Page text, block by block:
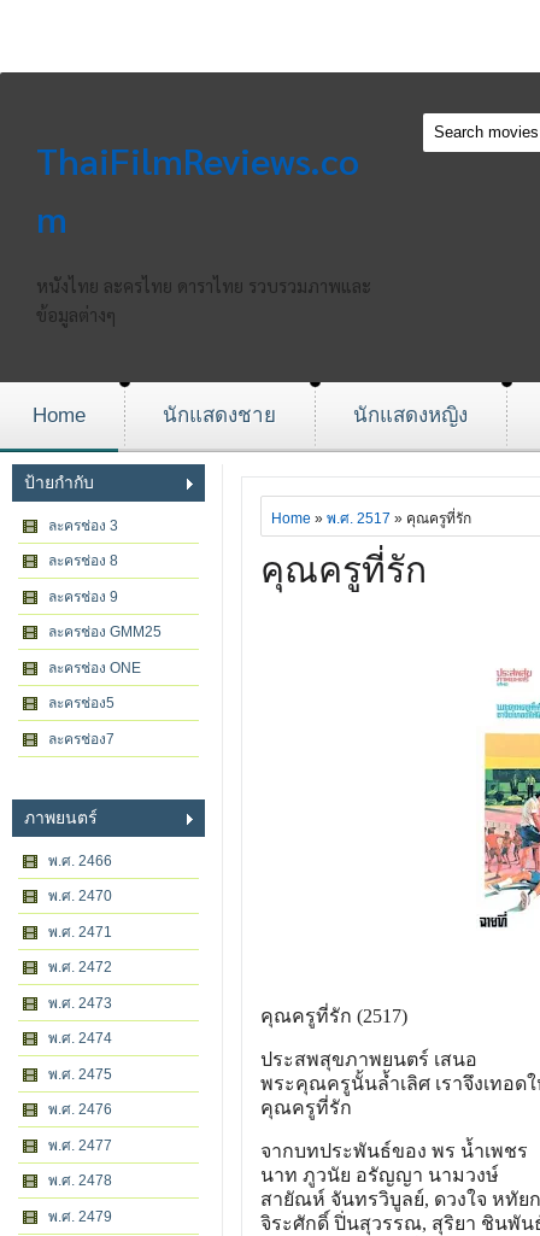
ThaiFilmReviews.co
m
หนังไทย ละครไทย ดาราไทย รวบรวมภาพและ
ข้อมูลต่างๆ
Home นักแสดงชาย นักแสดงหญิง
ป้ายกำกับ
ละครช่อง 3
ละครช่อง 8
ละครช่อง 9
ละครช่อง GMM25
ละครช่อง ONE
ละครช่อง5
ละครช่อง7
ภาพยนตร์
พ.ศ. 2466
พ.ศ. 2470
พ.ศ. 2471
พ.ศ. 2472
พ.ศ. 2473
พ.ศ. 2474
พ.ศ. 2475
พ.ศ. 2476
พ.ศ. 2477
พ.ศ. 2478
พ.ศ. 2479
Home » พ.ศ. 2517 » คุณครูที่รัก
คุณครูที่รัก
คุณครูที่รัก (2517)
ประสพสุขภาพยนตร์ เสนอ
พระคุณครูนั้นล้ำเลิศ เราจึงเทอด
คุณครูที่รัก
จากบทประพันธ์ของ พร น้ำเพชร
นาท ภูวนัย อรัญญา นามวงษ์
สายัณห์ จันทรวิบูลย์, ดวงใจ หทั
จิระศักดิ์ ปิ่นสุวรรณ, สุริยา ชินพัน